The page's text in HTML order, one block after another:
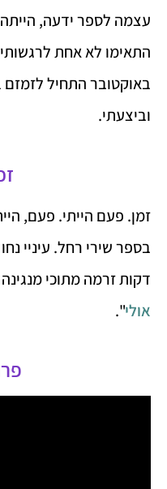
עצמה לספר ידעה,
באוקטובר התחיל
וביצעתי.
בספר שירי רחל. עיניי
דקות זרמה מתוכי
אולי".